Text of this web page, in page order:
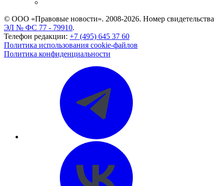
© ООО «Правовые новости». 2008-2026. Номер свидетельства
ЭЛ № ФС 77 - 79910.
Телефон редакции: +7 (495) 645 37 60
Политика использования cookie-файлов
Политика конфиденциальности